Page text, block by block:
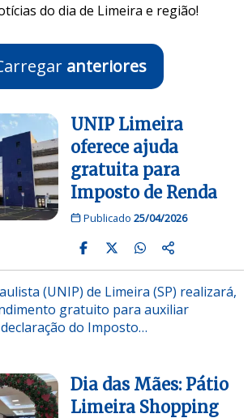
do dia de Limeira e região!
anteriores
UNIP Limeira
oferece ajuda
gratuita para
Imposto de Renda
Publicado 25/04/2026
(UNIP) de Limeira (SP) realizará,
gratuito para auxiliar
do Imposto…
Dia das Mães: Pátio
Limeira Shopping